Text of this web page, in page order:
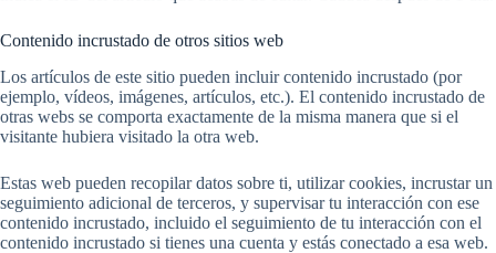
Contenido incrustado de otros sitios web
Los artículos de este sitio pueden incluir contenido incrustado (por
ejemplo, vídeos, imágenes, artículos, etc.). El contenido incrustado de
otras webs se comporta exactamente de la misma manera que si el
visitante hubiera visitado la otra web.
Estas web pueden recopilar datos sobre ti, utilizar cookies, incrustar un
seguimiento adicional de terceros, y supervisar tu interacción con ese
contenido incrustado, incluido el seguimiento de tu interacción con el
contenido incrustado si tienes una cuenta y estás conectado a esa web.